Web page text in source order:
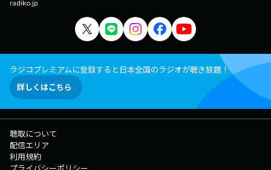
radiko.jp
ラジコプレミアムに登録すると日本全国のラジオが聴き放題！
詳しくはこちら
聴取について
配信エリア
利用規約